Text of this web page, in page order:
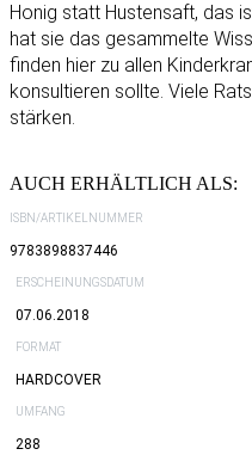
Honig statt Hustensaft, das
hat sie das gesammelte
finden hier zu allen
konsultieren sollte. Viele
stärken.
AUCH ERHÄLTLICH ALS:
ISBN/ARTIKELNUMMER
9783898837446
ERSCHEINUNGSDATUM
07.06.2018
FORMAT
HARDCOVER
UMFANG
288